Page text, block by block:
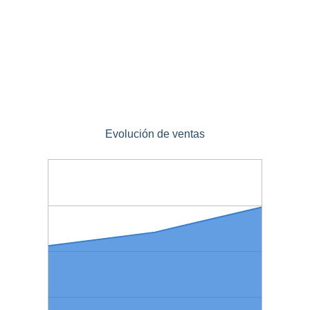
Evolución de ventas